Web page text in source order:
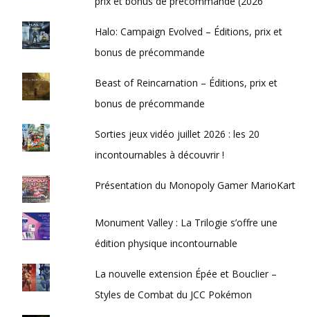
Halo: Campaign Evolved – Éditions, prix et
bonus de précommande
Beast of Reincarnation – Éditions, prix et
bonus de précommande
Sorties jeux vidéo juillet 2026 : les 20
incontournables à découvrir !
Présentation du Monopoly Gamer MarioKart
Monument Valley : La Trilogie s’offre une
édition physique incontournable
La nouvelle extension Épée et Bouclier –
Styles de Combat du JCC Pokémon